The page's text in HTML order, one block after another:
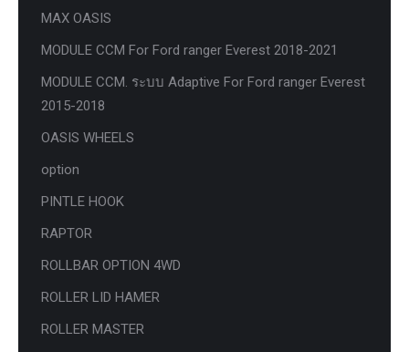
MAX OASIS
MODULE CCM For Ford ranger Everest 2018-2021
MODULE CCM. ระบบ Adaptive For Ford ranger Everest
2015-2018
OASIS WHEELS
option
PINTLE HOOK
RAPTOR
ROLLBAR OPTION 4WD
ROLLER LID HAMER
ROLLER MASTER